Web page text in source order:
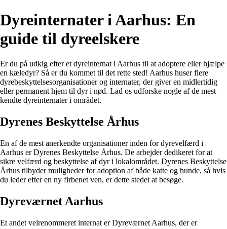
Dyreinternater i Aarhus: En
guide til dyreelskere
Er du på udkig efter et dyreinternat i Aarhus til at adoptere eller hjælpe
en kæledyr? Så er du kommet til det rette sted! Aarhus huser flere
dyrebeskyttelsesorganisationer og internater, der giver en midlertidig
eller permanent hjem til dyr i nød. Lad os udforske nogle af de mest
kendte dyreinternater i området.
Dyrenes Beskyttelse Århus
En af de mest anerkendte organisationer inden for dyrevelfærd i
Aarhus er Dyrenes Beskyttelse Århus. De arbejder dedikeret for at
sikre velfærd og beskyttelse af dyr i lokalområdet. Dyrenes Beskyttelse
Århus tilbyder muligheder for adoption af både katte og hunde, så hvis
du leder efter en ny firbenet ven, er dette stedet at besøge.
Dyreværnet Aarhus
Et andet velrenommeret internat er Dyreværnet Aarhus, der er